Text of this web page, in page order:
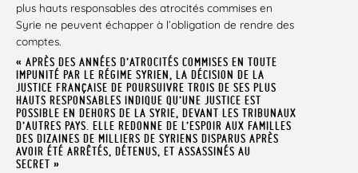
plus hauts responsables des atrocités commises en
Syrie ne peuvent échapper à l’obligation de rendre des
comptes.
« APRÈS DES ANNÉES D’ATROCITÉS COMMISES EN TOUTE
IMPUNITÉ PAR LE RÉGIME SYRIEN, LA DÉCISION DE LA
JUSTICE FRANÇAISE DE POURSUIVRE TROIS DE SES PLUS
HAUTS RESPONSABLES INDIQUE QU’UNE JUSTICE EST
POSSIBLE EN DEHORS DE LA SYRIE, DEVANT LES TRIBUNAUX
D’AUTRES PAYS. ELLE REDONNE DE L’ESPOIR AUX FAMILLES
DES DIZAINES DE MILLIERS DE SYRIENS DISPARUS APRÈS
AVOIR ÉTÉ ARRÊTÉS, DÉTENUS, ET ASSASSINÉS AU
SECRET »